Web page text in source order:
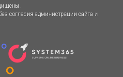
согласия администрации сайта и